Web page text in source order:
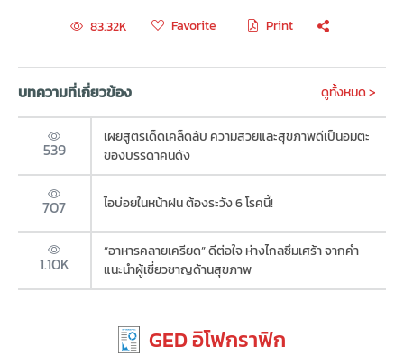
83.32K Favorite Print
บทความที่เกี่ยวข้อง ดูทั้งหมด >
539
เผยสูตรเด็ดเคล็ดลับ ความสวยและสุขภาพดีเป็นอมตะ
ของบรรดาคนดัง
707 ไอบ่อยในหน้าฝน ต้องระวัง 6 โรคนี้!
1.10K
“อาหารคลายเครียด” ดีต่อใจ ห่างไกลซึมเศร้า จากคำ
แนะนำผู้เชี่ยวชาญด้านสุขภาพ
GED อิโฟกราฟิก